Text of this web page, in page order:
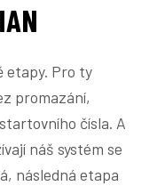
etapy. Pro ty
promazání,
čísla. A
náš systém se
následná etapa